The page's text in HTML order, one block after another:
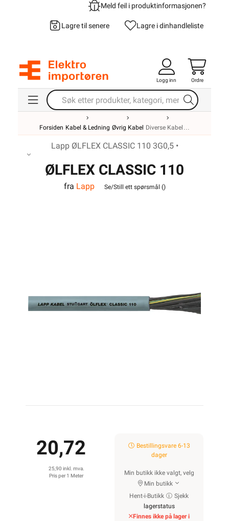
Meld feil i produktinformasjonen?
Lagre til senere Lagre i dinhandleliste
Logg inn Ordre
Forsiden Kabel & Ledning Øvrig Kabel Diverse Kabel
Lapp ØLFLEX CLASSIC 110 3G0,5 •
ØLFLEX CLASSIC 110
3G0,5
fra Lapp Se/Still ett spørsmål ()
20,72
25,90 inkl. mva.
Pris per 1 Meter
Bestillingsvare 6-13
dager
Min butikk ikke valgt, velg
Min butikk
Hent-i-Butikk
Sjekk
lagerstatus
Finnes ikke på lager i